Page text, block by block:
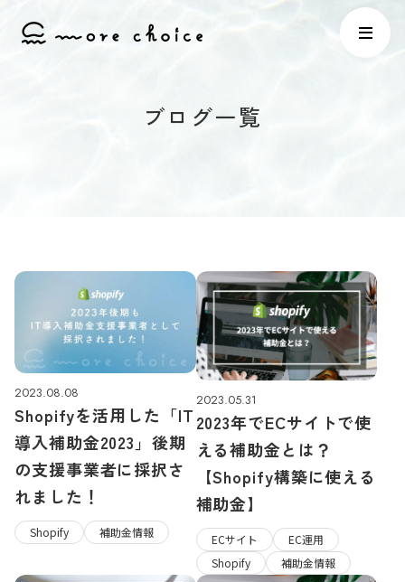
ブログ一覧
2023.08.08
Shopifyを活用した「IT
導入補助金2023」後期
の支援事業者に採択さ
れました！
Shopify 補助金情報
2023.05.31
2023年でECサイトで使
える補助金とは？
【Shopify構築に使える
補助金】
ECサイト
EC運用
Shopify
補助金情報